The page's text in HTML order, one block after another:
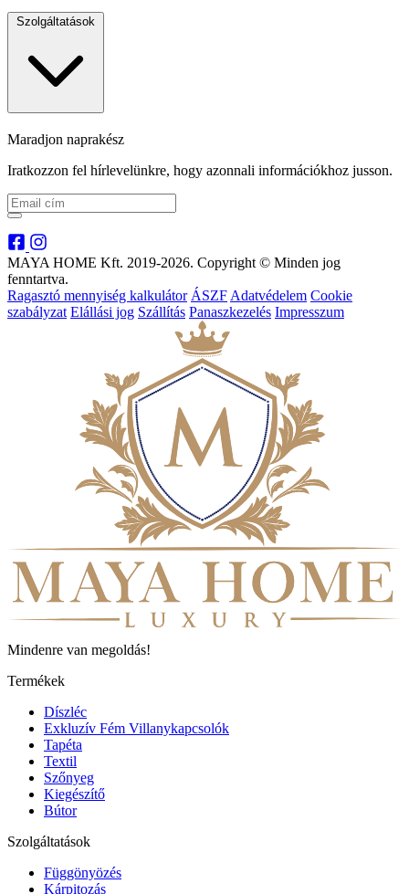
Szolgáltatások
Maradjon naprakész
Iratkozzon fel hírlevelünkre, hogy azonnali információkhoz jusson.
MAYA HOME Kft. 2019-2026. Copyright © Minden jog
fenntartva.
Ragasztó mennyiség kalkulátor ÁSZF Adatvédelem Cookie
szabályzat Elállási jog Szállítás Panaszkezelés Impresszum
Mindenre van megoldás!
Termékek
Díszléc
Exkluzív Fém Villanykapcsolók
Tapéta
Textil
Szőnyeg
Kiegészítő
Bútor
Szolgáltatások
Függönyözés
Kárpitozás